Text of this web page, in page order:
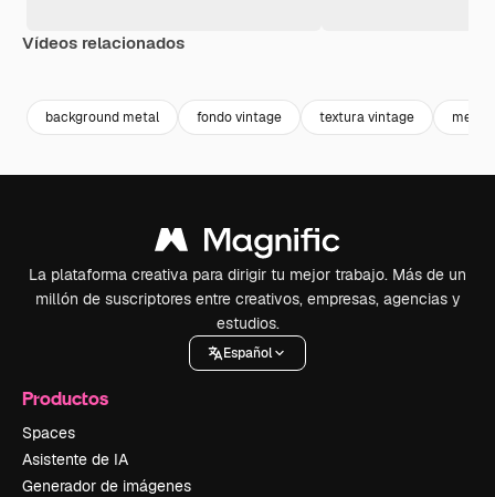
Vídeos relacionados
background metal fondo vintage textura vintage
La plataforma creativa para dirigir tu mejor trabajo. Más de un
millón de suscriptores entre creativos, empresas, agencias y
estudios.
Español
Productos
Spaces
Asistente de IA
Generador de imágenes